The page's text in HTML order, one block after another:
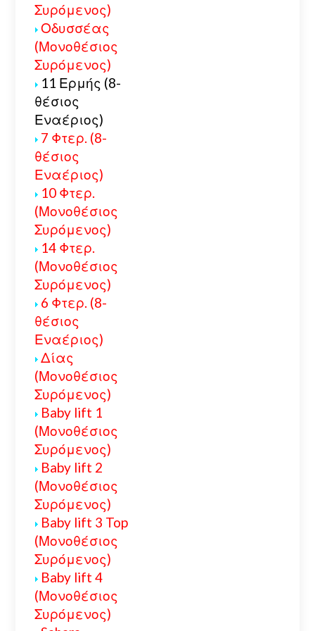
Συρόμενος)
Οδυσσέας
(Μονοθέσιος
Συρόμενος)
11 Ερμής (8-
θέσιος
Εναέριος)
7 Φτερ. (8-
θέσιος
Εναέριος)
10 Φτερ.
(Μονοθέσιος
Συρόμενος)
14 Φτερ.
(Μονοθέσιος
Συρόμενος)
6 Φτερ. (8-
θέσιος
Εναέριος)
Δίας
(Μονοθέσιος
Συρόμενος)
Baby lift 1
(Μονοθέσιος
Συρόμενος)
Baby lift 2
(Μονοθέσιος
Συρόμενος)
Baby lift 3 Top
(Μονοθέσιος
Συρόμενος)
Baby lift 4
(Μονοθέσιος
Συρόμενος)